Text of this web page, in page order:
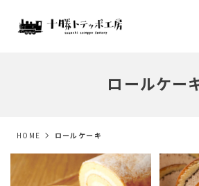
ロールケー
HOME ロールケーキ